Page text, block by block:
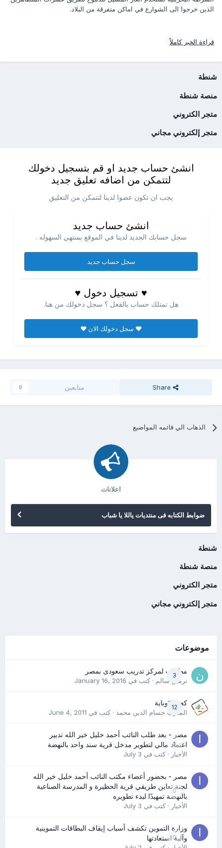
الذين خرجوا الى الشوارع في اماكن متفرقة من البلاد.
قراءة الخبر كاملاً
شنطة
منصة شنطة
متجر الكتروني
متجر إلكتروني مجاني
انشئ حساب جديد او قم بتسجيل دخولك
لتتمكن من اضافه تعليق جديد
يجب ان تكون عضوا لدينا لتتمكن من التعليق
انشئ حساب جديد
سجل حسابك الجديد لدينا في الموقع بمنتهي السهوله .
سجل حساب جديد
♥ تسجيل دخول ♥
هل تمتلك حساب بالفعل ؟ سجل دخولك من هنا.
♥ سجل دخولك الان ♥
Share متابعين 0
الذهاب الي قائمه المواضيع
اعلانات
ضوابط الكتابه فى منتديات ياللا يا شباب
شنطة
منصة شنطة
متجر الكتروني
متجر إلكتروني مجاني
موضوعات
3
مطلوب لمركز تدريب سعودى بمصر
نرمين سالم· كتب في January 16, 2016
12
كعب كوباية
المدرب حسام الدين محمد· كتب في June 4, 2011
0
مصر - بعد طلب النائب أحمد خليل خير الله تدبير
اعتماد مالي لتطوير مدخل قرية سند واحد بالنهضة
الأخبار· كتب في July 3
0
مصر - بحضور أعضاء مكتب النائب أحمد خليل خير الله
لجنة تعاين طريقي قرية الحظيرة و المدرسة الصناعية
بالنهضة تمهيدًا لبدء تطويره
الأخبار· كتب في July 3
0
وزارة التموين تكشف أسباب إيقاف البطاقات التموينية
وآلية استعادتها